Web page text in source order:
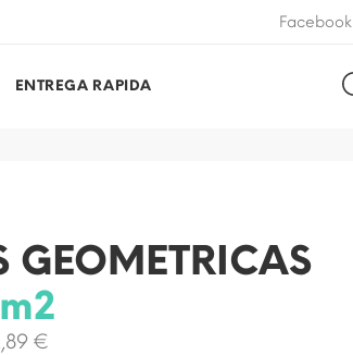
Facebook
ENTREGA RAPIDA
GEOMETRICAS
€